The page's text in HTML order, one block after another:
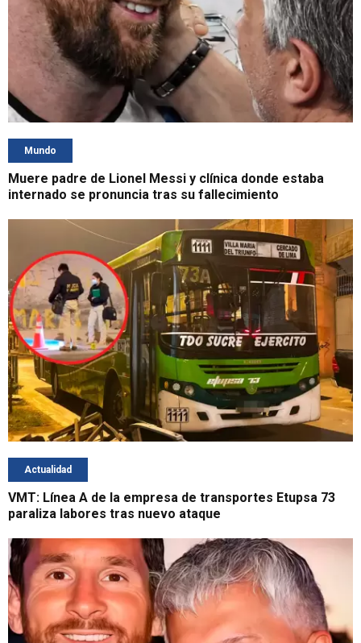
Mundo
Muere padre de Lionel Messi y clínica donde estaba
internado se pronuncia tras su fallecimiento
Actualidad
VMT: Línea A de la empresa de transportes Etupsa 73
paraliza labores tras nuevo ataque